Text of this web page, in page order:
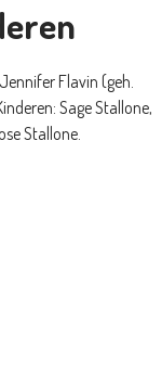
Flavin (geh.
Sage Stallone,
Stallone.